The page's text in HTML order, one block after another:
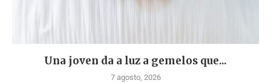
Una joven da a luz a gemelos que...
7 agosto, 2026